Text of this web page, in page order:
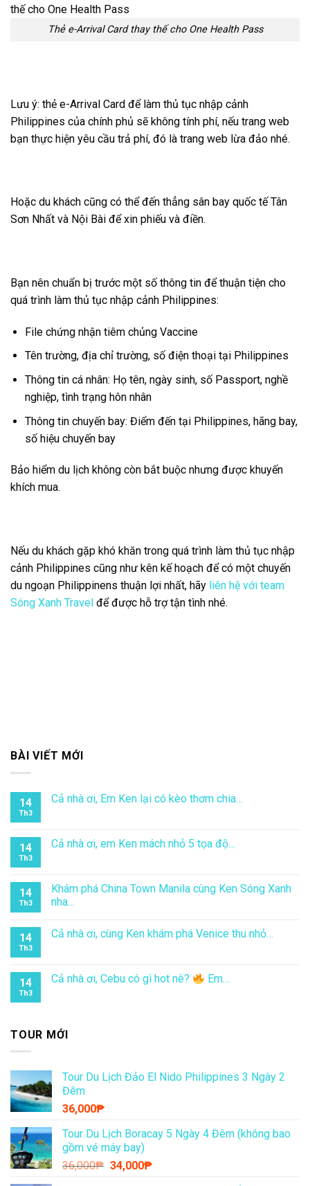
Thẻ e-Arrival Card thay thế cho One Health Pass
Lưu ý: thẻ e-Arrival Card để làm thủ tục nhập cảnh
Philippines của chính phủ sẽ không tính phí, nếu trang web
bạn thực hiện yêu cầu trả phí, đó là trang web lừa đảo nhé.
Hoặc du khách cũng có thể đến thẳng sân bay quốc tế Tân
Sơn Nhất và Nội Bài để xin phiếu và điền.
Bạn nên chuẩn bị trước một số thông tin để thuận tiện cho
quá trình làm thủ tục nhập cảnh Philippines:
File chứng nhận tiêm chủng Vaccine
Tên trường, địa chỉ trường, số điện thoại tại Philippines
Thông tin cá nhân: Họ tên, ngày sinh, số Passport, nghề
nghiệp, tình trạng hôn nhân
Thông tin chuyến bay: Điểm đến tại Philippines, hãng bay,
số hiệu chuyến bay
Bảo hiểm du lịch không còn bắt buộc nhưng được khuyến
khích mua.
Nếu du khách gặp khó khăn trong quá trình làm thủ tục nhập
cảnh Philippines cũng như kên kế hoạch để có một chuyến
du ngoạn Philippinens thuận lợi nhất, hãy liên hệ với team
Sóng Xanh Travel để được hỗ trợ tận tình nhé.
BÀI VIẾT MỚI
14
Th3
Cả nhà ơi, Em Ken lại có kèo thơm chia…
14
Th3
Cả nhà ơi, em Ken mách nhỏ 5 tọa độ…
14
Th3
Khám phá China Town Manila cùng Ken Sóng Xanh
nha…
14
Th3
Cả nhà ơi, cùng Ken khám phá Venice thu nhỏ…
14
Th3
Cả nhà ơi, Cebu có gì hot nè? Em…
TOUR MỚI
Tour Du Lịch Đảo El Nido Philippines 3 Ngày 2
Đêm
36,000₱
Tour Du Lịch Boracay 5 Ngày 4 Đêm (không bao
gồm vé máy bay)
36,000₱ Giá
34,000₱Giá